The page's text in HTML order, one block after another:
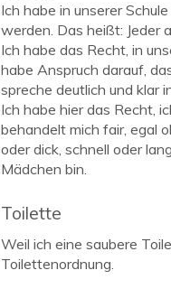
Ich habe in unserer
werden. Das heißt: Jeder
Ich habe das Recht, in
habe Anspruch darauf,
spreche deutlich und klar
Ich habe hier das Recht,
behandelt mich fair, egal
oder dick, schnell oder
Mädchen bin.
Toilette
Weil ich eine saubere
Toilettenordnung.